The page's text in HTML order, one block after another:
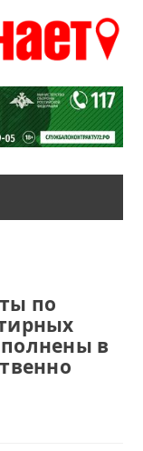
по
в